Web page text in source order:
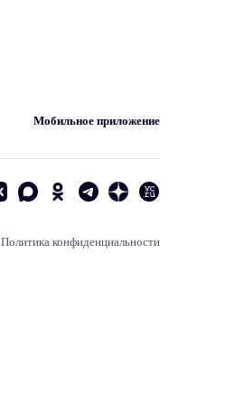
Мобильное приложение
Политика конфиденциальности